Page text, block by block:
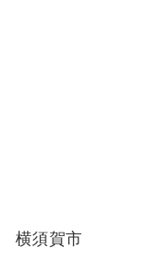
横須賀市